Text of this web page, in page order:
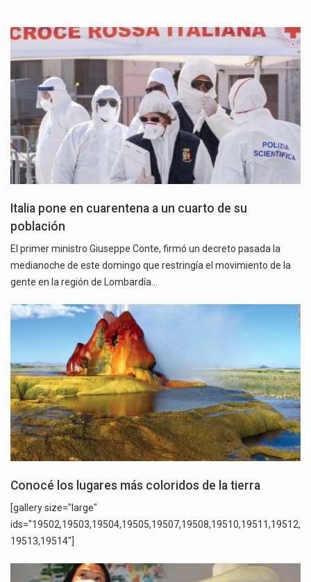
Italia pone en cuarentena a un cuarto de su
población
El primer ministro Giuseppe Conte, firmó un decreto pasada la
medianoche de este domingo que restringía el movimiento de la
gente en la región de Lombardía…
Conocé los lugares más coloridos de la tierra
[gallery size="large"
ids="19502,19503,19504,19505,19507,19508,19510,19511,19512,
19513,19514"]